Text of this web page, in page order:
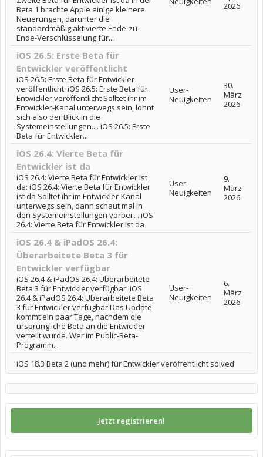
Beta 1 brachte Apple einige kleinere
Neuerungen, darunter die
standardmäßig aktivierte Ende-zu-
Ende-Verschlüsselung für...
2026
iOS 26.5: Erste Beta für
Entwickler veröffentlicht
iOS 26.5: Erste Beta für Entwickler
veröffentlicht: iOS 26.5: Erste Beta für
Entwickler veröffentlicht Solltet ihr im
Entwickler-Kanal unterwegs sein, lohnt
sich also der Blick in die
Systemeinstellungen.. . iOS 26.5: Erste
Beta für Entwickler...
User-
Neuigkeiten
30.
März
2026
iOS 26.4: Vierte Beta für
Entwickler ist da
iOS 26.4: Vierte Beta für Entwickler ist
da: iOS 26.4: Vierte Beta für Entwickler
ist da Solltet ihr im Entwickler-Kanal
unterwegs sein, dann schaut mal in
den Systemeinstellungen vorbei.. . iOS
26.4: Vierte Beta für Entwickler ist da
User-
Neuigkeiten
9.
März
2026
iOS 26.4 & iPadOS 26.4:
Überarbeitete Beta 3 für
Entwickler verfügbar
iOS 26.4 & iPadOS 26.4: Überarbeitete
Beta 3 für Entwickler verfügbar: iOS
26.4 & iPadOS 26.4: Überarbeitete Beta
3 für Entwickler verfügbar Das Update
kommt ein paar Tage, nachdem die
ursprüngliche Beta an die Entwickler
verteilt wurde. Wer im Public-Beta-
Programm...
User-
Neuigkeiten
6.
März
2026
iOS 18.3 Beta 2 (und mehr) für Entwickler veröffentlicht solved
Jetzt registrieren!